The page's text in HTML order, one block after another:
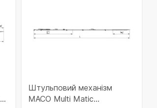
Штульповий механізм
МАСО Multi Matic